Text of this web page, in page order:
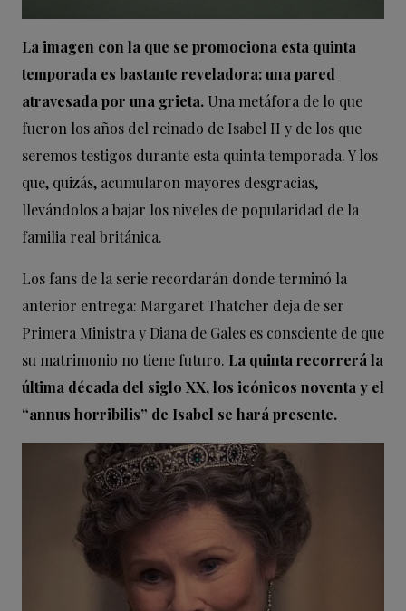
La imagen con la que se promociona esta quinta
temporada es bastante reveladora: una pared
atravesada por una grieta. Una metáfora de lo que
fueron los años del reinado de Isabel II y de los que
seremos testigos durante esta quinta temporada. Y los
que, quizás, acumularon mayores desgracias,
llevándolos a bajar los niveles de popularidad de la
familia real británica.
Los fans de la serie recordarán donde terminó la
anterior entrega: Margaret Thatcher deja de ser
Primera Ministra y Diana de Gales es consciente de que
su matrimonio no tiene futuro. La quinta recorrerá la
última década del siglo XX, los icónicos noventa y el
“annus horribilis” de Isabel se hará presente.